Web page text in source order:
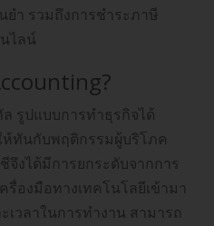
ำ รวมถึงการชำระภาษี
ไลน์
รูปแบบการทำธุรกิจได้
ห้ทันกับพฤติกรรมผู้บริโภค
งได้มีการยกระดับจากการ
องมือทางเทคโนโลยีเข้ามา
วลาในการทำงาน สามารถ